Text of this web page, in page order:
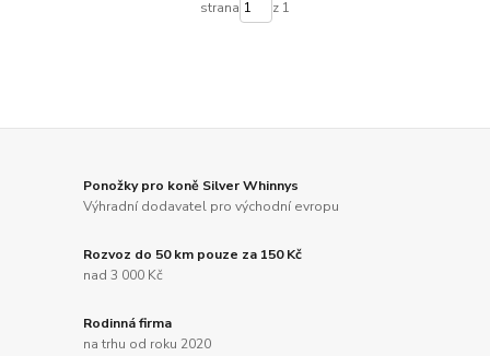
strana z 1
Ponožky pro koně Silver Whinnys
Výhradní dodavatel pro východní evropu
Rozvoz do 50 km pouze za 150 Kč
nad 3 000 Kč
Rodinná firma
na trhu od roku 2020